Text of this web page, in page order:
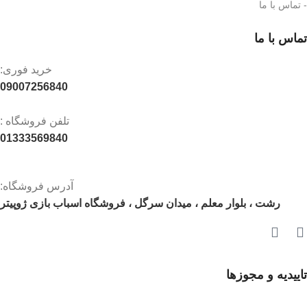
- تماس با ما
تماس با ما
خرید فوری:
09007256840
تلفن فروشگاه :
01333569840
آدرس فروشگاه:
رشت ، بلوار معلم ، میدان سرگل ، فروشگاه اسباب بازی ژوپیتر
تاییدیه و مجوزها